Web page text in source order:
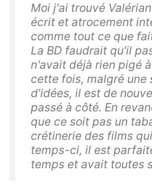
Moi j'ai trouvé
écrit et atrocement
comme tout ce que
La BD faudrait qu'il
n'avait déjà rien pigé
cette fois, malgré une
d'idées, il est de
passé à côté. En
que ce soit pas un
crétinerie des films
temps-ci, il est
temps et avait toutes